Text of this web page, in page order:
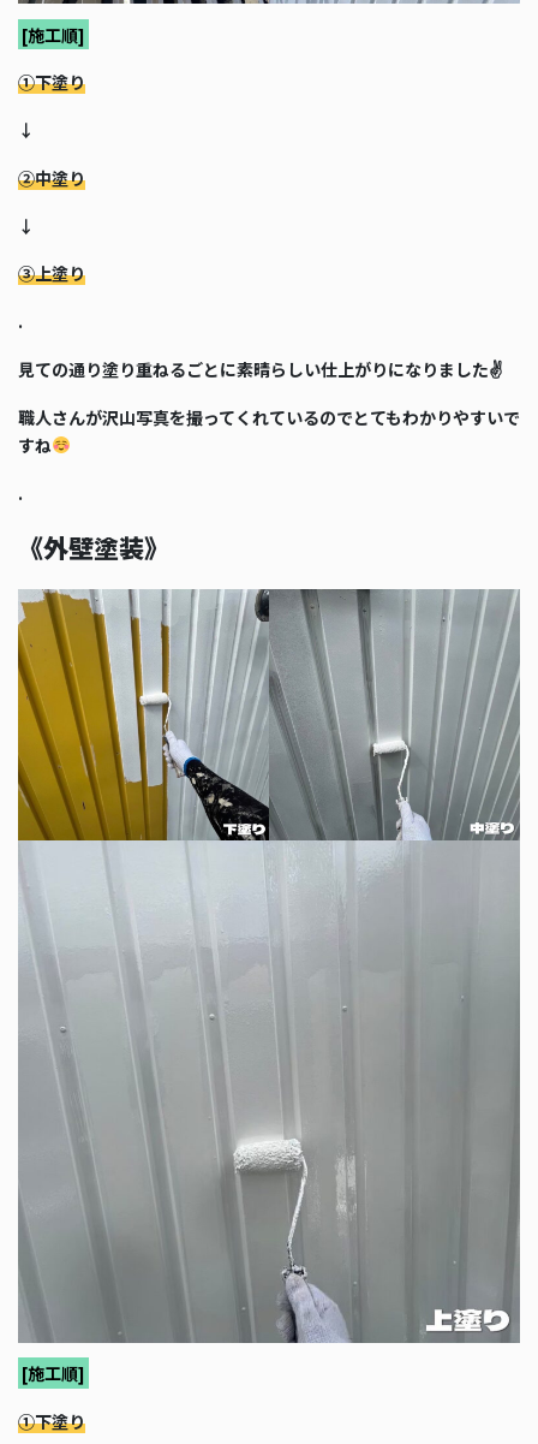
[施工順]
①下塗り
↓
②中塗り
↓
③上塗り
.
見ての通り塗り重ねるごとに素晴らしい仕上がりになりました✌️
職人さんが沢山写真を撮ってくれているのでとてもわかりやすいで
すね
.
《外壁塗装》
[施工順]
①下塗り